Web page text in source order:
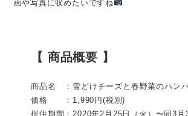
画や写真に収めたいですね
【 商品概要 】
商品名 ：雪どけチーズと春野菜のハン
価格 ：1,990円(税別)
提供期間：2020年2月25日（火）〜同3月